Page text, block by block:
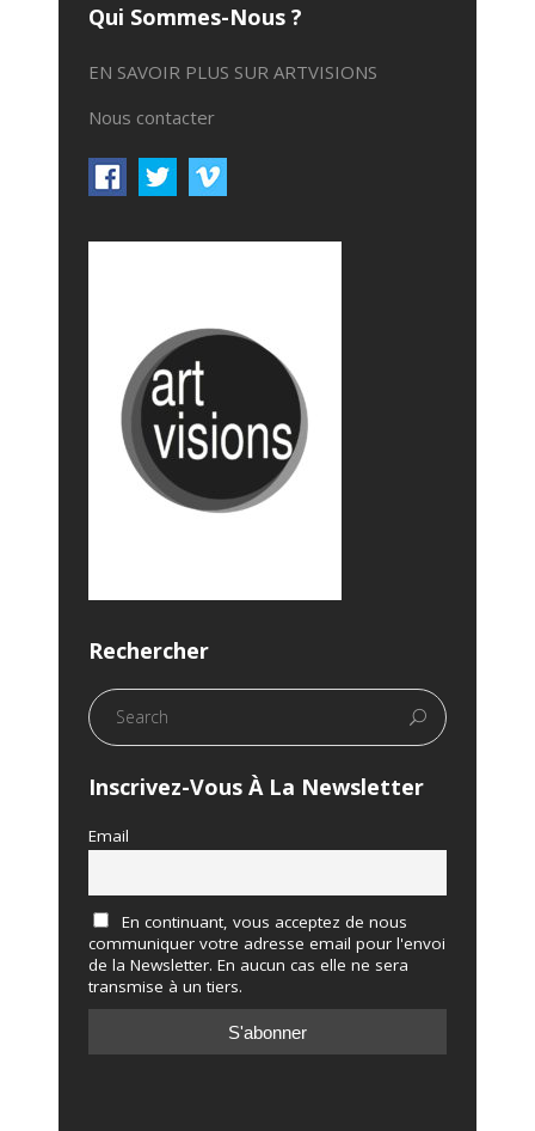
Qui Sommes-Nous ?
EN SAVOIR PLUS SUR ARTVISIONS
Nous contacter
Rechercher
Inscrivez-Vous À La Newsletter
Email
En continuant, vous acceptez de nous
communiquer votre adresse email pour l'envoi
de la Newsletter. En aucun cas elle ne sera
transmise à un tiers.